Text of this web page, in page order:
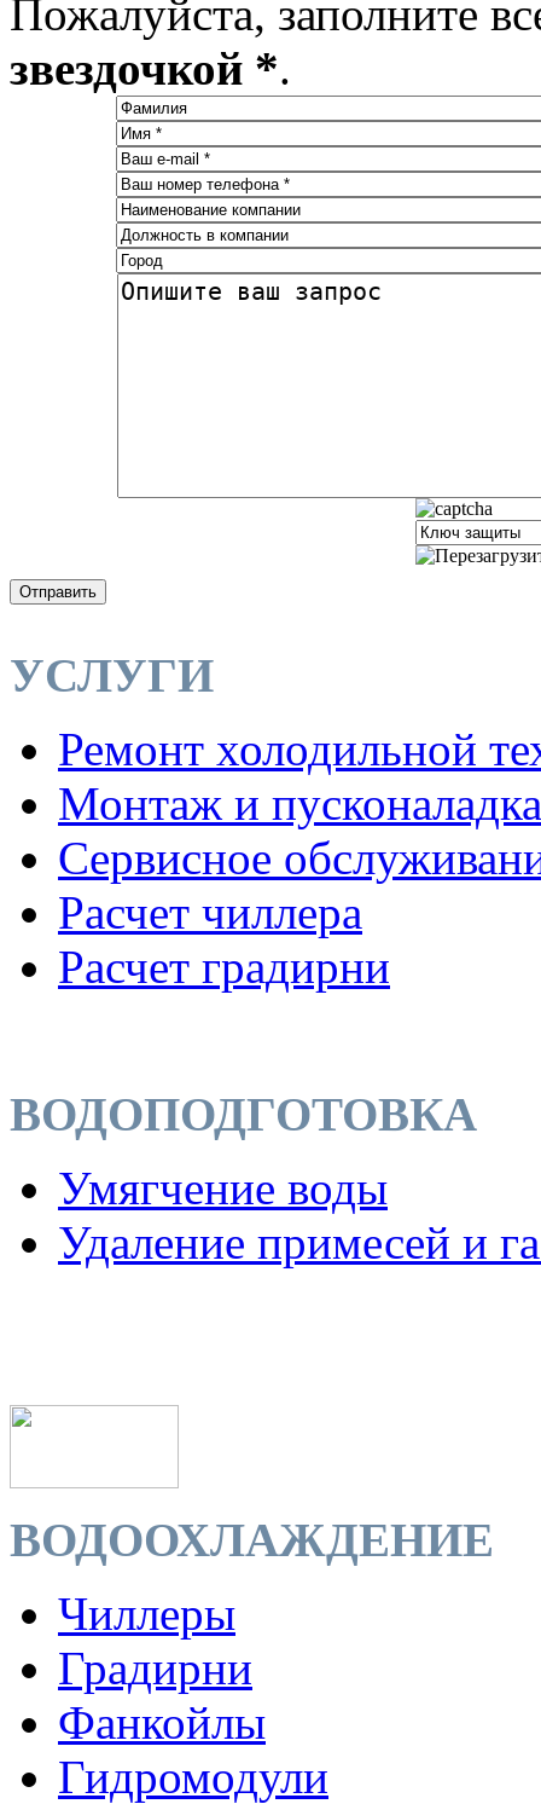
Пожалуйста, заполните
звездочкой *.
Отправить
УСЛУГИ
Ремонт холодильной
Монтаж и пусконаладка
Сервисное
Расчет чиллера
Расчет градирни
ВОДОПОДГОТОВКА
Умягчение воды
Удаление примесей и
ВОДООХЛАЖДЕНИЕ
Чиллеры
Градирни
Фанкойлы
Гидромодули